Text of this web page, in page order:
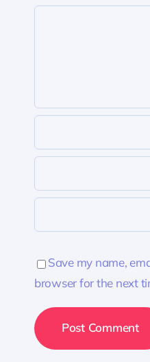
Save my name,
browser for the next